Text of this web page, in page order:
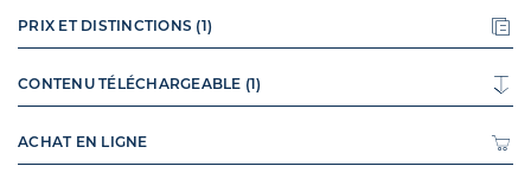
PRIX ET DISTINCTIONS (1)
CONTENU TÉLÉCHARGEABLE (1)
ACHAT EN LIGNE